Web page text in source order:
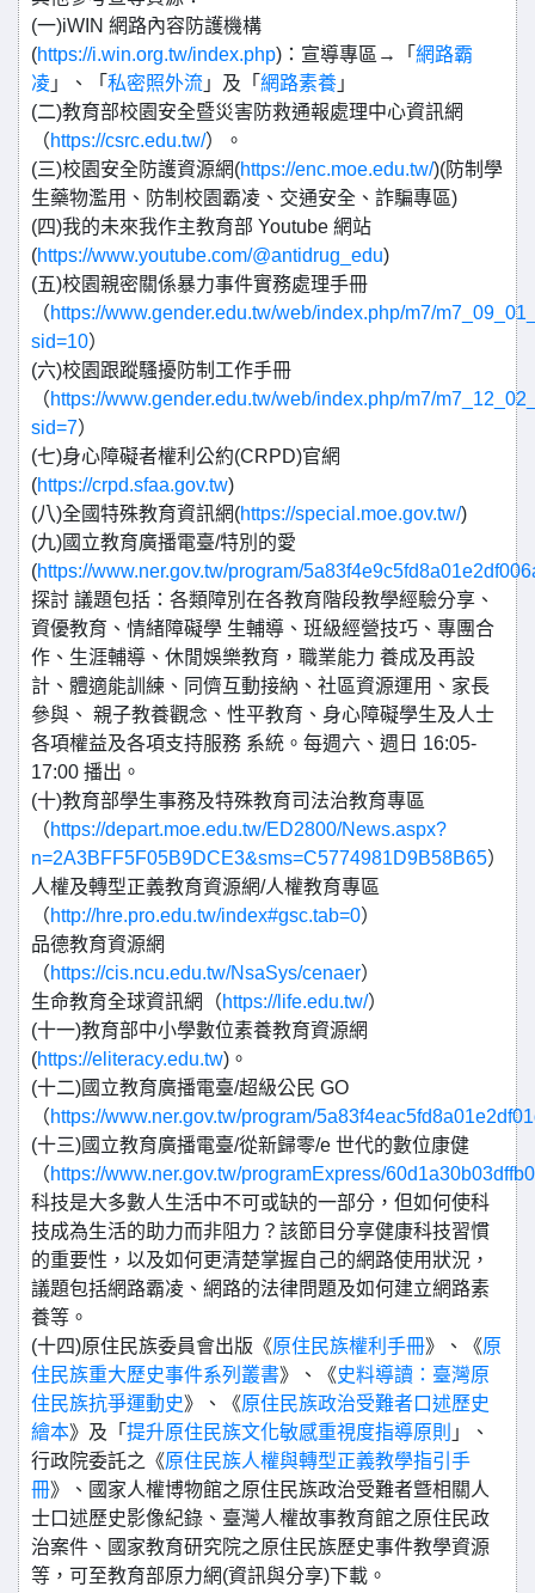
(一)iWIN 網路內容防護機構
(https://i.win.org.tw/index.php)：宣導專區→「 網路霸
凌 」、「 私密照外流 」及「 網路素養 」
(二)教育部校園安全暨災害防救通報處理中心資訊網
（https://csrc.edu.tw/）。
(三)校園安全防護資源網(https://enc.moe.edu.tw/)(防制學
生藥物濫用、防制校園霸凌、交通安全、詐騙專區)
(四)我的未來我作主教育部 Youtube 網站
(https://www.youtube.com/@antidrug_edu)
(五)校園親密關係暴力事件實務處理手冊
（https://www.gender.edu.tw/web/index.php/m7/
sid=10）
(六)校園跟蹤騷擾防制工作手冊
（https://www.gender.edu.tw/web/index.php/m7/
sid=7）
(七)身心障礙者權利公約(CRPD)官網
(https://crpd.sfaa.gov.tw)
(八)全國特殊教育資訊網(https://special.moe.gov.tw/)
(九)國立教育廣播電臺/特別的愛
(https://www.ner.gov.tw/program/
探討 議題包括：各類障別在各教育階段教學經驗分享、
資優教育、情緒障礙學 生輔導、班級經營技巧、專團合
作、生涯輔導、休閒娛樂教育，職業能力 養成及再設
計、體適能訓練、同儕互動接納、社區資源運用、家長
參與、 親子教養觀念、性平教育、身心障礙學生及人士
各項權益及各項支持服務 系統。每週六、週日 16:05-
17:00 播出。
(十)教育部學生事務及特殊教育司法治教育專區
（https://depart.moe.edu.tw/ED2800/News.aspx?
n=2A3BFF5F05B9DCE3&sms=C5774981D9B58B65）
人權及轉型正義教育資源網/人權教育專區
（http://hre.pro.edu.tw/index#gsc.tab=0）
品德教育資源網
（https://cis.ncu.edu.tw/NsaSys/cenaer）
生命教育全球資訊網（https://life.edu.tw/）
(十一)教育部中小學數位素養教育資源網
(https://eliteracy.edu.tw)。
(十二)國立教育廣播電臺/超級公民 GO
（https://www.ner.gov.tw/program/
(十三)國立教育廣播電臺/從新歸零/e 世代的數位康健
（https://www.ner.gov.tw/programExpress/
科技是大多數人生活中不可或缺的一部分，但如何使科
技成為生活的助力而非阻力？該節目分享健康科技習慣
的重要性，以及如何更清楚掌握自己的網路使用狀況，
議題包括網路霸凌、網路的法律問題及如何建立網路素
養等。
(十四)原住民族委員會出版《原住民族權利手冊》、《原
住民族重大歷史事件系列叢書》、《史料導讀：臺灣原
住民族抗爭運動史》、《原住民族政治受難者口述歷史
繪本》及「 提升原住民族文化敏感重視度指導原則 」、
行政院委託之《原住民族人權與轉型正義教學指引手
冊》、國家人權博物館之原住民族政治受難者曁相關人
士口述歷史影像紀錄、臺灣人權故事教育館之原住民政
治案件、國家教育研究院之原住民族歷史事件教學資源
等，可至教育部原力網(資訊與分享)下載。